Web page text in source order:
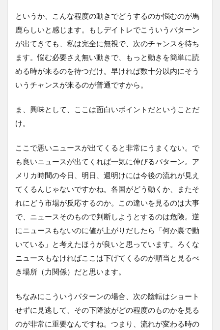
というか、こんな程度の動きでどうするのか悩むのが馬
鹿らしいと感じます。もしデイトレでこういうパターン
が出てきても、私は完全に無視で、次のチャンスを待ち
ます。悩む必要さえ無い動きで、もっと動きを簡単に読
める時が来るのを待つだけ。早ければ数十分以内にそう
いうチャンスが来るのが普通ですから。
ま、興味として、ここは面白いポイントだということだ
け。
ここで悪いニュースが出てくると非常にうまくない。で
も良いニュースが出てくれば一気に伸びるパターン。ア
メリカ時間の今日、明日、週明けには今後の流れが見え
てくるんじゃないですかね。各国がどう動くか、またそ
れにどう市場が反応するのか。この違いを見るのは大事
で、ニュースそのもので判断しようとするのは危険。逆
にニュースもないのに値が上がりだしたら「何か裏で動
いている」と考えたほうが良いと思っています。ろくな
ニュースもなければここは下げてくるのが順当と見るべ
き場所（力関係）だと思います。
ちなみにこういうパターンの場合、次の陰転はショート
せずに見逃して、その下降波がどの程度のものかを見る
のが非常に重要なんですね。つまり、流れが変わる時の